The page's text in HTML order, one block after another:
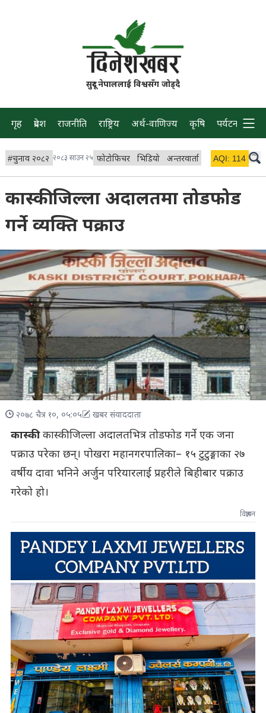
सुदूर नेपाललाई विश्वसँग जोड्दै
गृह प्रदेश राजनीति राष्ट्रिय अर्थ-वाणिज्य कृषि पर्यटन प्रवास
#चुनाव २०८२ २०८३ साउन २५ फोटोफिचर भिडियो अन्तरवार्ता विचार/ब्लग
AQI: 114
कास्की जिल्ला अदालतमा तोडफोड
गर्ने व्यक्ति पक्राउ
२०७८ चैत्र १०, ०५:०५ खबर संवाददाता
कास्की:कास्की जिल्ला अदालतभित्र तोडफोड गर्ने एक जना
पक्राउ परेका छन्। पोखरा महानगरपालिका– १५ टुटुङ्गाका २७
वर्षीय दावा भनिने अर्जुन परियारलाई प्रहरीले बिहीबार पक्राउ
गरेको हो।
विज्ञापन